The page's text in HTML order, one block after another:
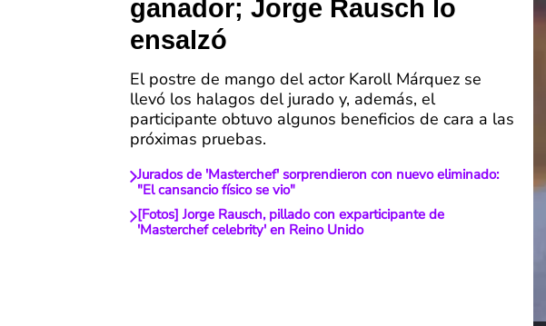
ganador; Jorge Rausch lo
ensalzó
El postre de mango del actor Karoll Márquez se
llevó los halagos del jurado y, además, el
participante obtuvo algunos beneficios de cara a las
próximas pruebas.
Jurados de 'Masterchef' sorprendieron con nuevo eliminado:
"El cansancio físico se vio"
[Fotos] Jorge Rausch, pillado con exparticipante de
'Masterchef celebrity' en Reino Unido